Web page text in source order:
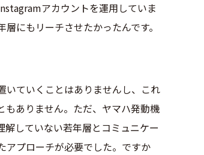
アカウントを運用していま
にもリーチさせたかったんです。
いていくことはありませんし、これ
もありません。ただ、ヤマハ発動機
していない若年層とコミュニケー
アプローチが必要でした。ですか